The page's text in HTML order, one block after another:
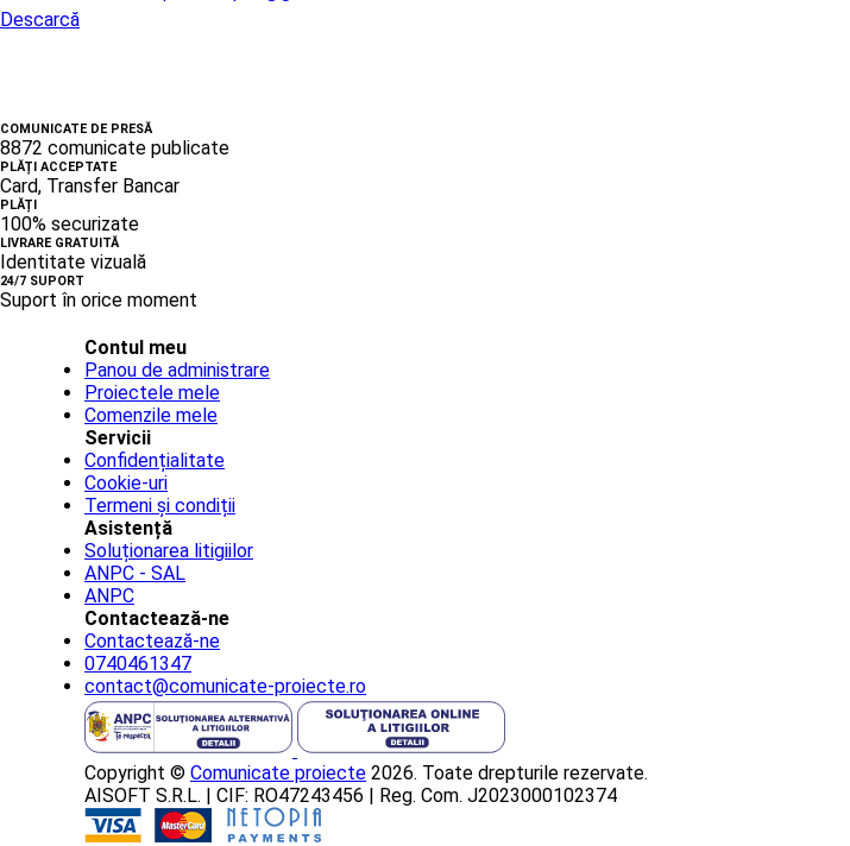
Descarcă
COMUNICATE DE PRESĂ
8872 comunicate publicate
PLĂȚI ACCEPTATE
Card, Transfer Bancar
PLĂȚI
100% securizate
LIVRARE GRATUITĂ
Identitate vizuală
24/7 SUPORT
Suport în orice moment
Contul meu
Panou de administrare
Proiectele mele
Comenzile mele
Servicii
Confidențialitate
Cookie-uri
Termeni și condiții
Asistență
Soluționarea litigiilor
ANPC - SAL
ANPC
Contactează-ne
Contactează-ne
0740461347
contact@comunicate-proiecte.ro
Copyright © Comunicate proiecte 2026. Toate drepturile rezervate.
AISOFT S.R.L. | CIF: RO47243456 | Reg. Com. J2023000102374